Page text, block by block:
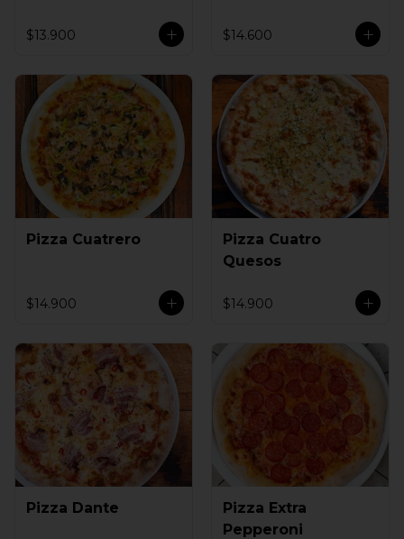
$13.900 $14.600
Pizza Cuatrero
$14.900
Pizza Cuatro
Quesos
$14.900
Pizza Dante
Pizza Extra
Pepperoni